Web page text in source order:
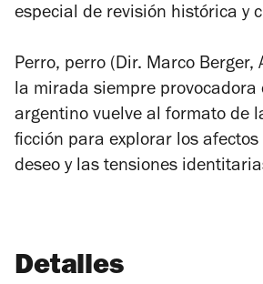
especial de revisión histórica y
Perro, perro (Dir. Marco Berger,
la mirada siempre provocadora
argentino vuelve al formato de
ficción para explorar los afectos
deseo y las tensiones
Detalles